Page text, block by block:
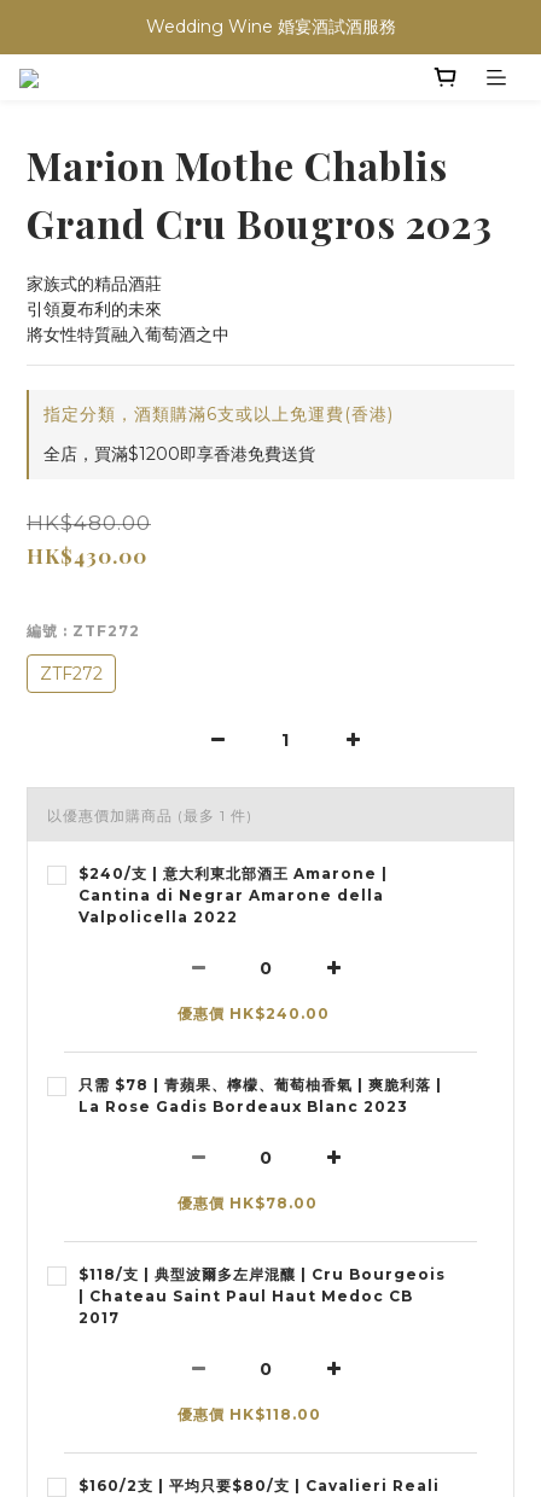
買滿任何酒類 六支 或買滿 $1200 (不限支數) 皆可享免費送貨
買滿任何酒類 六支 或買滿 $1200 (不限支數) 皆可享免費送貨
Marion Mothe Chablis
Grand Cru Bougros 2023
家族式的精品酒莊
引領夏布利的未來
將女性特質融入葡萄酒之中
指定分類，酒類購滿6支或以上免運費(香港)
全店，買滿$1200即享香港免費送貨
HK$480.00
HK$430.00
編號 : ZTF272
ZTF272
以優惠價加購商品 (最多 1 件)
$240/支 | 意大利東北部酒王 Amarone |
Cantina di Negrar Amarone della
Valpolicella 2022
優惠價 HK$240.00
只需 $78 | 青蘋果、檸檬、葡萄柚香氣 | 爽脆利落 |
La Rose Gadis Bordeaux Blanc 2023
優惠價 HK$78.00
$118/支 | 典型波爾多左岸混釀 | Cru Bourgeois
| Chateau Saint Paul Haut Medoc CB
2017
優惠價 HK$118.00
$160/2支 | 平均只要$80/支 | Cavalieri Reali